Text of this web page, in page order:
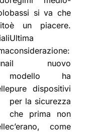
bassi si va che
è un piacere.
Ultima
considerazione:
il nuovo
modello ha
pure dispositivi
per la sicurezza
che prima non
c’erano, come